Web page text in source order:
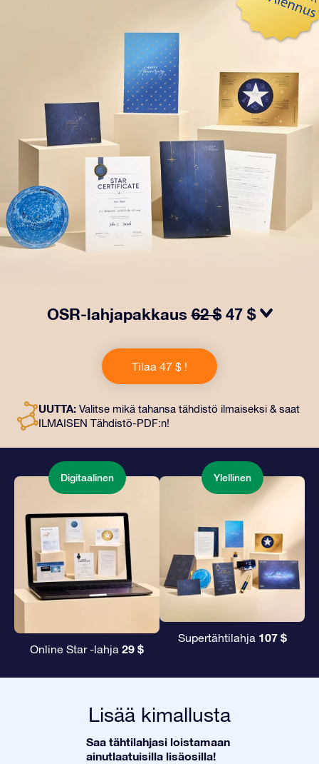
OSR-lahjapakkaus62 $ 47 $
Tämä lahja sisältää kauniin kirjekuoren ja
henkilökohtaiset ​​asiakirjat, jotka lähetetään
valitsemaasi osoitteeseen. Saat myös digitaaliset
maaginen tapa antaa ikuinen lahja ystäville ja rakkaille.
Tilaa 47 $ !
UUTTA: Valitse mikä tahansa tähdistö ilmaiseksi & saat
ILMAISEN Tähdistö-PDF:n!
Digitaalinen
Online Star -lahja 29 $
Ylellinen
Supertähtilahja 107 $
Lisää kimallusta
Saa tähtilahjasi loistamaan
ainutlaatuisilla lisäosilla!